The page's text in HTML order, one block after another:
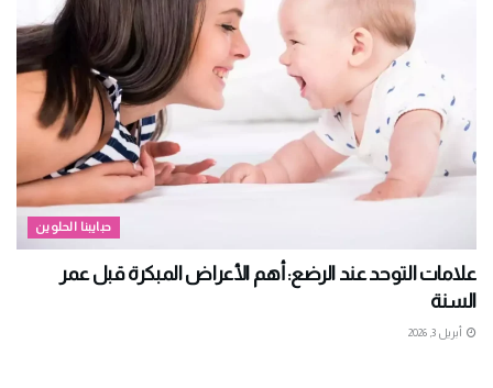
حبايبنا الحلوين
علامات التوحد عند الرضع: أهم الأعراض المبكرة قبل عمر
السنة
أبريل 3, 2026